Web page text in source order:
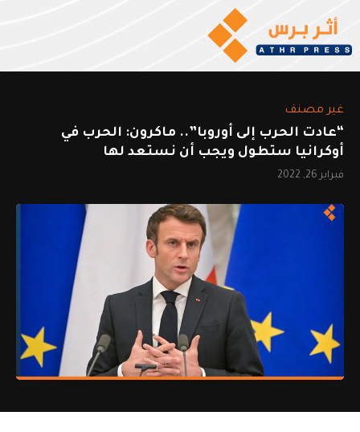
غير مصنف
“عادت الحرب إلى أوروبا”.. ماكرون: الحرب في
أوكرانيا ستطول ويجب أن نستعد لها
فبراير 26, 2022